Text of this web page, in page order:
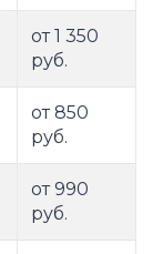
от 1 350
руб.
от 850
руб.
от 990
руб.